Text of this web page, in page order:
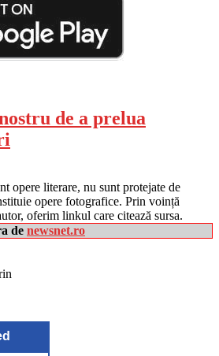
de a prelua
opere literare, nu sunt protejate de
opere fotografice. Prin voință
oferim linkul care citează sursa.
de newsnet.ro